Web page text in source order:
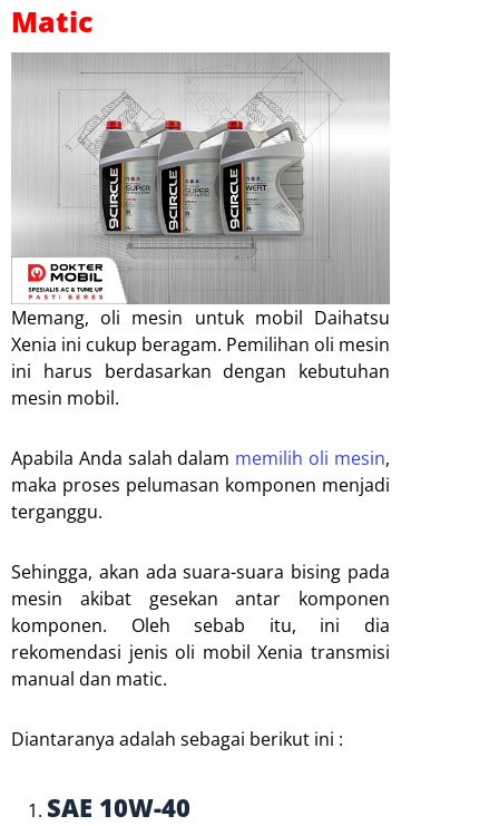
Matic
Memang, oli mesin untuk mobil Daihatsu
Xenia ini cukup beragam. Pemilihan oli mesin
ini harus berdasarkan dengan kebutuhan
mesin mobil.
Apabila Anda salah dalam memilih oli mesin,
maka proses pelumasan komponen menjadi
terganggu.
Sehingga, akan ada suara-suara bising pada
mesin akibat gesekan antar komponen
komponen. Oleh sebab itu, ini dia
rekomendasi jenis oli mobil Xenia transmisi
manual dan matic.
Diantaranya adalah sebagai berikut ini :
SAE 10W-40